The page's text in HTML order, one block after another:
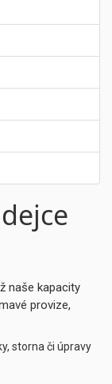
naše kapacity
provize,
storna či úpravy